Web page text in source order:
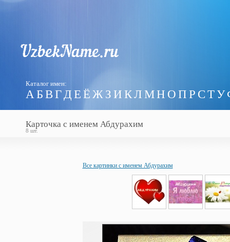
Каталог имен:
АБ ВГД Е Ё Ж З И КЛ МН О П Р С ТУ
Карточка с именем Абдурахим
8 шт.
Все картинки с именем Абдурахим